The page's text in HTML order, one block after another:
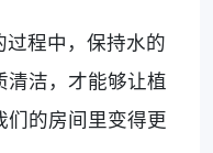
程中，保持水的
清洁，才能够让植
的房间里变得更